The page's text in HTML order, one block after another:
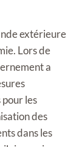
extérieure
Lors de
a
les
des
dans les